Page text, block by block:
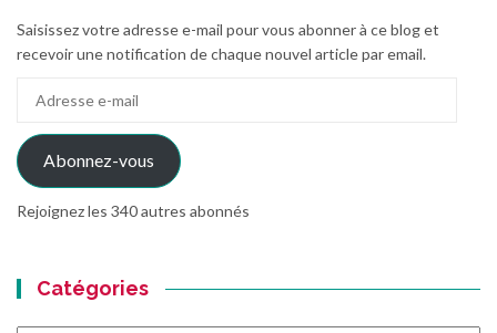
Saisissez votre adresse e-mail pour vous abonner à ce blog et
recevoir une notification de chaque nouvel article par email.
mail
Abonnez-vous
Rejoignez les 340 autres abonnés
Catégories